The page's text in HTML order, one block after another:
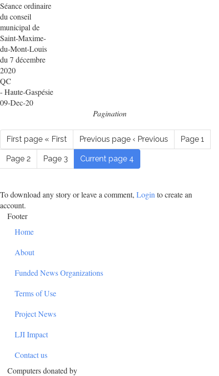
Séance ordinaire
du conseil
municipal de
Saint-Maxime-
du-Mont-Louis
du 7 décembre
2020
QC
- Haute-Gaspésie
09-Dec-20
Pagination
First page « First Previous page ‹ Previous Page 1
Page 2 Page 3 Current page 4
To download any story or leave a comment, Loginto create an
account.
Footer
Home
About
Funded News Organizations
Terms of Use
Project News
LJI Impact
Contact us
Computers donated by